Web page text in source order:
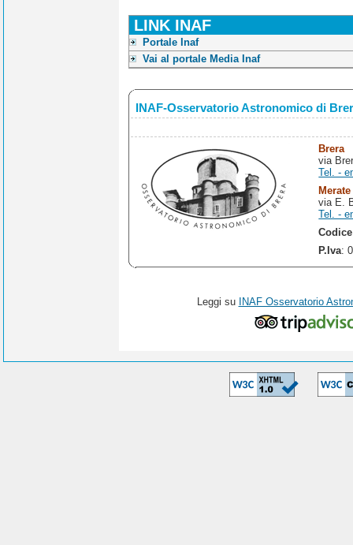
LINK INAF
Portale Inaf
Vai al portale Media Inaf
INAF-Osservatorio Astronomico di
Brera
via
Tel. -
Merate
via E.
Tel. -
P.Iva:
Leggi su INAF Osservatorio